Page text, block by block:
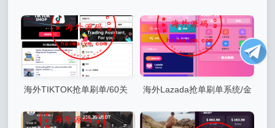
海外TIKTOK抢单刷单/60关
海外Lazada抢单刷单系统/金